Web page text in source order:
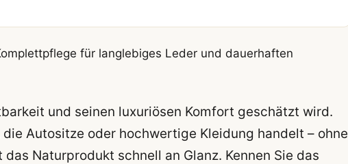
für langlebiges Leder und dauerhaften
und seinen luxuriösen Komfort geschätzt wird.
Autositze oder hochwertige Kleidung handelt – ohne
Naturprodukt schnell an Glanz. Kennen Sie das